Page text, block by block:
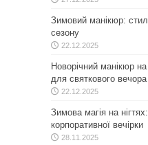
Зимовий манікюр:
сезону
22.12.2025
Новорічний манікюр на
для святкового вечора
22.12.2025
Зимова магія на
корпоративної вечірки
28.11.2025